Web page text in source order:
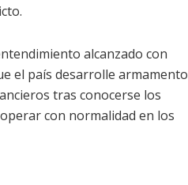
alcanzado con
el país desarrolle armamento
tras conocerse los
con normalidad en los